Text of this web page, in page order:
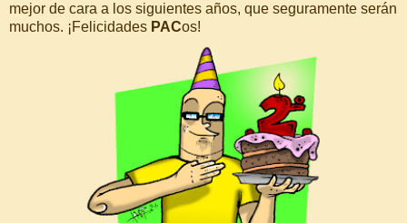
mejor de cara a los siguientes años, que seguramente serán
muchos. ¡Felicidades PACos!